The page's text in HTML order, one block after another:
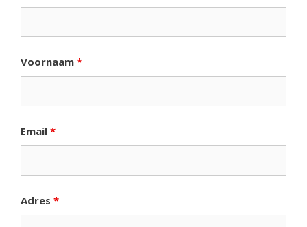
Voornaam *
Email *
Adres *